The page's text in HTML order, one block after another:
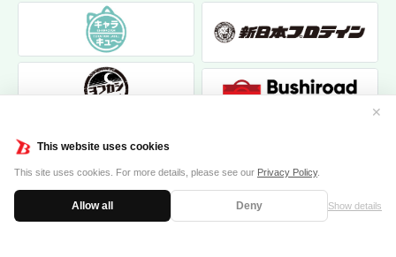
This website uses cookies
This site uses cookies. For more details, please see our Privacy Policy.
Allow all Deny Show details
✕